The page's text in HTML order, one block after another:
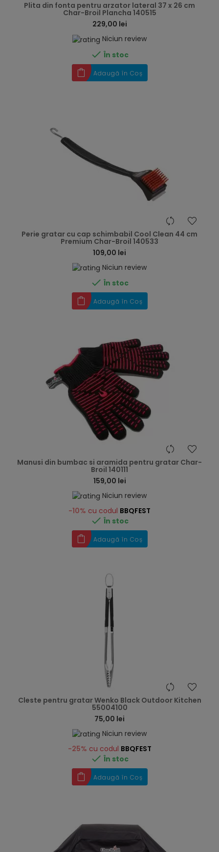
Plita din fonta pentru arzator lateral 37 x 26 cm
Char-Broil Plancha 140515
229,00 lei
Niciun review
 În stoc
Adaugă în Coș
Perie gratar cu cap schimbabil Cool Clean 44 cm
Premium Char-Broil 140533
109,00 lei
Niciun review
 În stoc
Adaugă în Coș
Manusi din bumbac si aramida pentru gratar Char-
Broil 140111
159,00 lei
Niciun review
-10% cu codul BBQFEST
 În stoc
Adaugă în Coș
Cleste pentru gratar Wenko Black Outdoor Kitchen
55004100
75,00 lei
Niciun review
-25% cu codul BBQFEST
 În stoc
Adaugă în Coș